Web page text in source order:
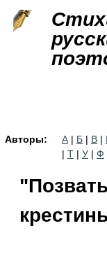
Авторы: А | Б | В |
| Т | У | Ф